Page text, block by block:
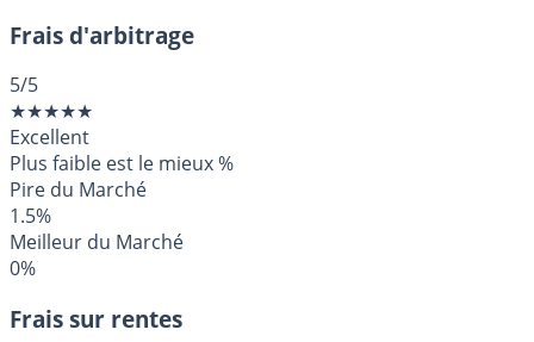
Frais d'arbitrage
5/5
★★★★★
Excellent
Plus faible est le mieux%
Pire du Marché
1.5%
Meilleur du Marché
0%
Frais sur rentes